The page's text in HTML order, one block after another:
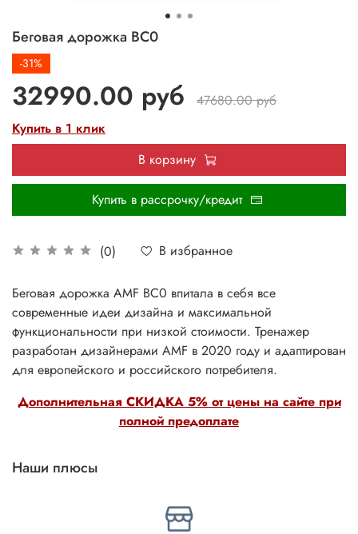
Беговая дорожка BC0
(0) В избранное
-31%
32990.00 руб
47680.00 руб
Купить в 1 клик
В корзину
Купить в рассрочку/кредит
Дополнительная СКИДКА 5% от цены на сайте при
полной предоплате
Беговая дорожка AMF BC0 впитала в себя все
современные идеи дизайна и максимальной
функциональности при низкой стоимости. Тренажер
разработан дизайнерами AMF в 2020 году и адаптирован
для европейского и российского потребителя.
Наши плюсы